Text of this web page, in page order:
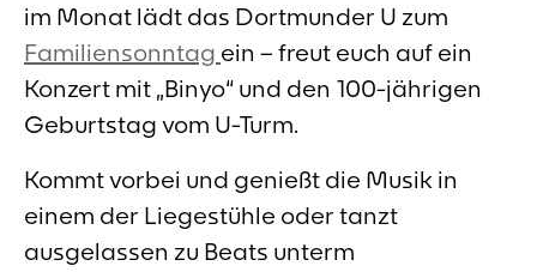
im Monat lädt das Dortmunder U zum
Familiensonntag ein – freut euch auf ein
Konzert mit „Binyo“ und den 100-jährigen
Geburtstag vom U-Turm.
Kommt vorbei und genießt die Musik in
einem der Liegestühle oder tanzt
ausgelassen zu Beats unterm